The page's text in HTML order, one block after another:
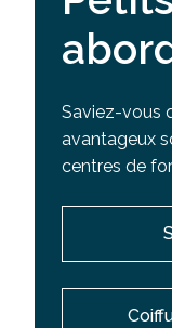
Saviez-vous
avantageux
centres de